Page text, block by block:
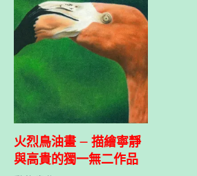
火烈鳥油畫 – 描繪寧靜
與高貴的獨一無二作品